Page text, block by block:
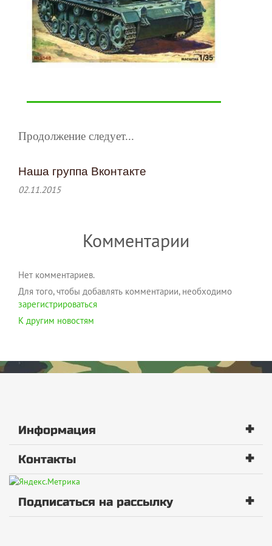
Продолжение следует...
Наша группа Вконтакте
02.11.2015
Комментарии
Нет комментариев.
Для того, чтобы добавлять комментарии, необходимо
зарегистрироваться
К другим новостям
Информация +
Контакты +
Подписаться на рассылку +